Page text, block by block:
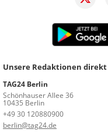
Unsere Redaktionen
TAG24 Berlin
Schönhauser Allee 36
10435 Berlin
+49 30 120880900
berlin@tag24.de